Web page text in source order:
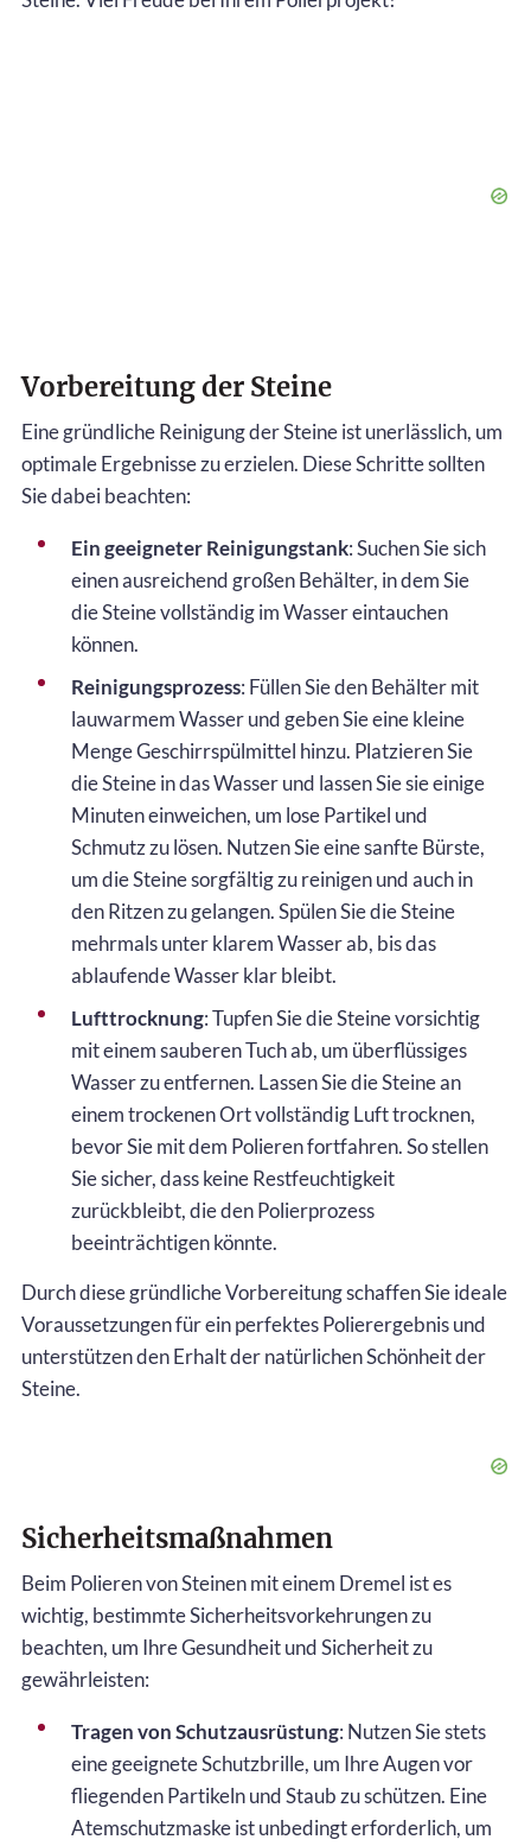
Vorbereitung der Steine
Eine gründliche Reinigung der Steine ist unerlässlich, um
optimale Ergebnisse zu erzielen. Diese Schritte sollten
Sie dabei beachten:
Ein geeigneter Reinigungstank: Suchen Sie sich
einen ausreichend großen Behälter, in dem Sie
die Steine vollständig im Wasser eintauchen
können.
Reinigungsprozess: Füllen Sie den Behälter mit
lauwarmem Wasser und geben Sie eine kleine
Menge Geschirrspülmittel hinzu. Platzieren Sie
die Steine in das Wasser und lassen Sie sie einige
Minuten einweichen, um lose Partikel und
Schmutz zu lösen. Nutzen Sie eine sanfte Bürste,
um die Steine sorgfältig zu reinigen und auch in
den Ritzen zu gelangen. Spülen Sie die Steine
mehrmals unter klarem Wasser ab, bis das
ablaufende Wasser klar bleibt.
Lufttrocknung: Tupfen Sie die Steine vorsichtig
mit einem sauberen Tuch ab, um überflüssiges
Wasser zu entfernen. Lassen Sie die Steine an
einem trockenen Ort vollständig Luft trocknen,
bevor Sie mit dem Polieren fortfahren. So stellen
Sie sicher, dass keine Restfeuchtigkeit
zurückbleibt, die den Polierprozess
beeinträchtigen könnte.
Durch diese gründliche Vorbereitung schaffen Sie ideale
Voraussetzungen für ein perfektes Polierergebnis und
unterstützen den Erhalt der natürlichen Schönheit der
Steine.
Sicherheitsmaßnahmen
Beim Polieren von Steinen mit einem Dremel ist es
wichtig, bestimmte Sicherheitsvorkehrungen zu
beachten, um Ihre Gesundheit und Sicherheit zu
gewährleisten:
Tragen von Schutzausrüstung: Nutzen Sie stets
eine geeignete Schutzbrille, um Ihre Augen vor
fliegenden Partikeln und Staub zu schützen. Eine
Atemschutzmaske ist unbedingt erforderlich, um